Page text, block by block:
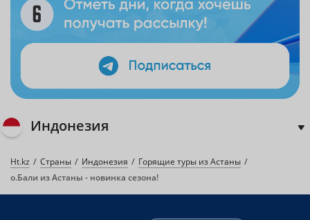
Индонезия
Ht.kz Страны Индонезия
Горящие туры из Астаны
о.Бали из Астаны - новинка сезона!